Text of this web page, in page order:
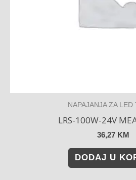
NAPAJANJA ZA LED
LRS-100W-24V
36,27 KM
DODAJ U